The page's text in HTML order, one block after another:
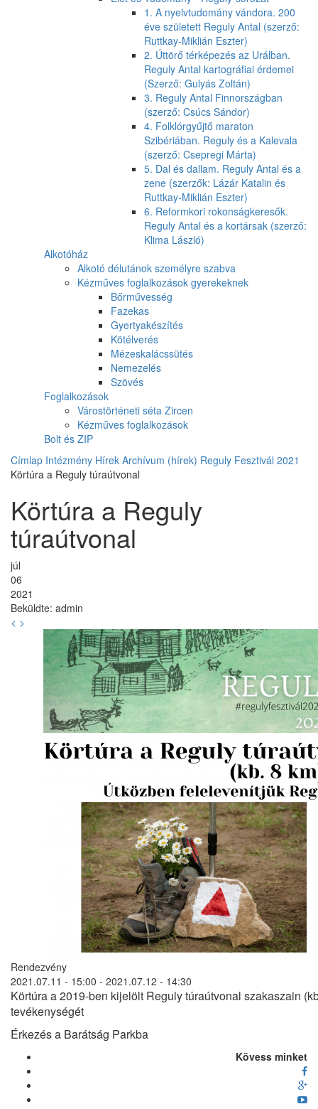
1. A nyelvtudomány vándora. 200
éve született Reguly Antal (szerző:
Ruttkay-Miklián Eszter)
2. Úttörő térképezés az Urálban.
Reguly Antal kartográfiai érdemei
(Szerző: Gulyás Zoltán)
3. Reguly Antal Finnországban
(szerző: Csúcs Sándor)
4. Folklórgyűjtő maraton
Szibériában. Reguly és a Kalevala
(szerző: Csepregi Márta)
5. Dal és dallam. Reguly Antal és a
zene (szerzők: Lázár Katalin és
Ruttkay-Miklián Eszter)
6. Reformkori rokonságkeresők.
Reguly Antal és a kortársak (szerző:
Klima László)
Alkotóház
Alkotó délutánok személyre szabva
Kézműves foglalkozások gyerekeknek
Bőrművesség
Fazekas
Gyertyakészítés
Kötélverés
Mézeskalácssütés
Nemezelés
Szövés
Foglalkozások
Várostörténeti séta Zircen
Kézműves foglalkozások
Bolt és ZIP
Címlap Intézmény Hírek Archívum (hírek) Reguly Fesztivál 2021
Körtúra a Reguly túraútvonal
Körtúra a Reguly
túraútvonal
júl
06
2021
Beküldte: admin
< >
Rendezvény
2021.07.11 - 15:00 - 2021.07.12 - 14:30
Körtúra a 2019-ben kijelölt Reguly túraútvonal szakaszain
tevékenységét
Érkezés a Barátság Parkba
Kövess minket